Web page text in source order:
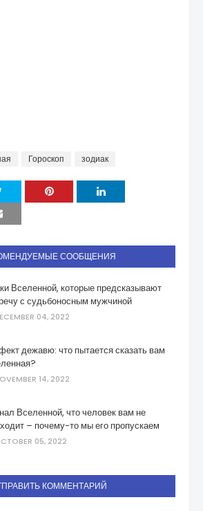
Гороскоп зодиак
СООБЩЕНИЯ
Вселенной, которые предсказывают
с судьбоносным мужчиной
04, 2022
дежавю: что пытается сказать вам
14, 2022
Вселенной, что человек вам не
– почему-то мы его пропускаем
05, 2022
КОММЕНТАРИЙ